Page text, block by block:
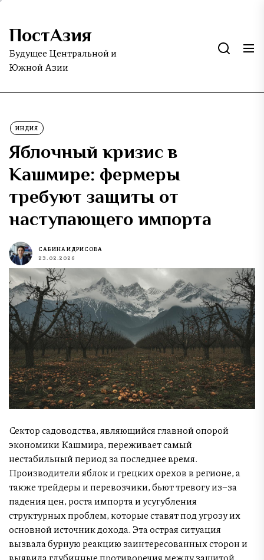
Skip
the
content
ПостАзия
Будущее Центральной и
Южной Азии
ИНДИЯ
Яблочный кризис в
Кашмире: фермеры
требуют защиты от
наступающего импорта
САБИНА ИДРИСОВА
23.02.2026
Сектор садоводства, являющийся главной опорой
экономики Кашмира, переживает самый
нестабильный период за последнее время.
Производители яблок и грецких орехов в регионе, а
также трейдеры и перевозчики, бьют тревогу из–за
падения цен, роста импорта и усугубления
структурных проблем, которые ставят под угрозу их
основной источник дохода. Эта острая ситуация
вызвала бурную реакцию заинтересованных сторон и